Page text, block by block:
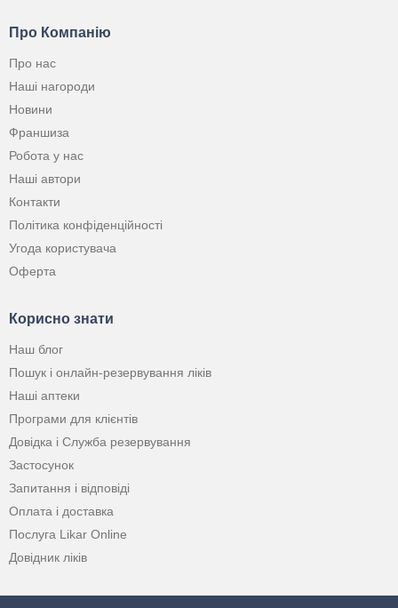
Про Компанію
Про нас
Наші нагороди
Новини
Франшиза
Робота у нас
Наші автори
Контакти
Політика конфіденційності
Угода користувача
Оферта
Корисно знати
Наш блог
Пошук і онлайн-резервування ліків
Наші аптеки
Програми для клієнтів
Довідка і Служба резервування
Застосунок
Запитання і відповіді
Оплата і доставка
Послуга Likar Online
Довідник ліків